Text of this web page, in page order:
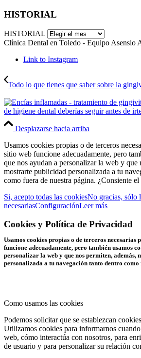
HISTORIAL
HISTORIAL
Clínica Dental en Toledo - Equipo Asensio
Link to Instagram
Todo lo que tienes que saber sobre la
de higiene dental deberías seguir antes de
Desplazarse hacia arriba
Usamos cookies propias o de terceros
sitio web funcione adecuadamente, pero
que nos ayudan a personalizar la web y que
mostrarte publicidad personalizada a tu
como fuera de nuestra página. ¿Consiente
Si, acepto todas las cookiesNo gracias, sólo
necesariasConfiguraciónLeer más
Cookies y Política de Privacidad
Usamos cookies propias o de terceros necesarias
funcione adecuadamente, pero también usamos
personalizar la web y que nos permiten, además,
personalizada a tu navegación tanto dentro
Como usamos las cookies
Podemos solicitar que se establezcan
Utilizamos cookies para informarnos
web, cómo interactúa con nosotros, para
de usuario y para personalizar su relación